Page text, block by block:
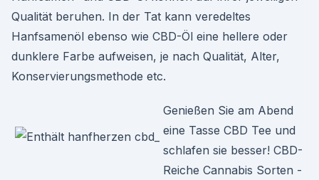
Qualität beruhen. In der Tat kann veredeltes
Hanfsamenöl ebenso wie CBD-Öl eine hellere oder
dunklere Farbe aufweisen, je nach Qualität, Alter,
Konservierungsmethode etc.
Genießen Sie am Abend
eine Tasse CBD Tee und
schlafen sie besser! CBD-
Reiche Cannabis Sorten -